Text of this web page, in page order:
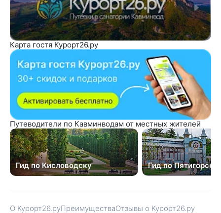
Карта гостя Курорт26.ру
Путеводители по Кавминводам от местных жителей
Гид по Кисловодску Гид по Пятигорску
О Курорт26.руПреимуществаОтзывы о Курорт26.ру